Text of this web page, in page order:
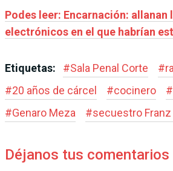
Podes leer: Encarnación: allanan
electrónicos en el que habrían
Etiquetas: #Sala Penal Corte #
#20 años de cárcel #cocinero #
#Genaro Meza #secuestro Franz
Déjanos tus comentarios